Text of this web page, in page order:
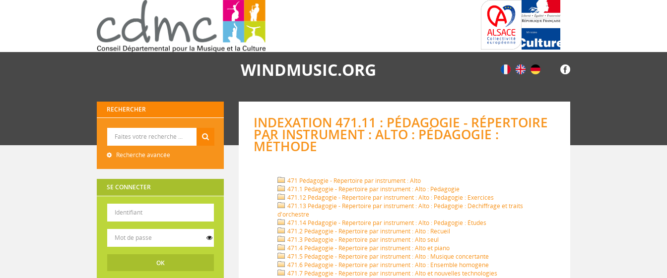
WINDMUSIC.ORG
RECHERCHER
Recherche avancée
SE CONNECTER
INDEXATION 471.11 : PÉDAGOGIE - RÉPERTOIRE
PAR INSTRUMENT : ALTO : PÉDAGOGIE :
MÉTHODE
471 Pédagogie - Répertoire par instrument : Alto
471.1 Pédagogie - Répertoire par instrument : Alto : Pédagogie
471.12 Pédagogie - Répertoire par instrument : Alto : Pédagogie : Exercices
471.13 Pédagogie - Répertoire par instrument : Alto : Pédagogie : Déchiffrage et traits
d'orchestre
471.14 Pédagogie - Répertoire par instrument : Alto : Pédagogie : Études
471.2 Pédagogie - Répertoire par instrument : Alto : Recueil
471.3 Pédagogie - Répertoire par instrument : Alto seul
471.4 Pédagogie - Répertoire par instrument : Alto et piano
471.5 Pédagogie - Répertoire par instrument : Alto : Musique concertante
471.6 Pédagogie - Répertoire par instrument : Alto : Ensemble homogène
471.7 Pédagogie - Répertoire par instrument : Alto et nouvelles technologies